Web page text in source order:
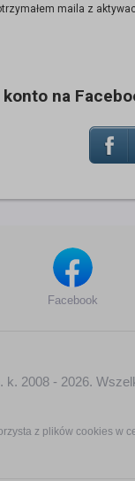
maila z
konto na
Facebook
2008 - 2026.
z plików cookies w